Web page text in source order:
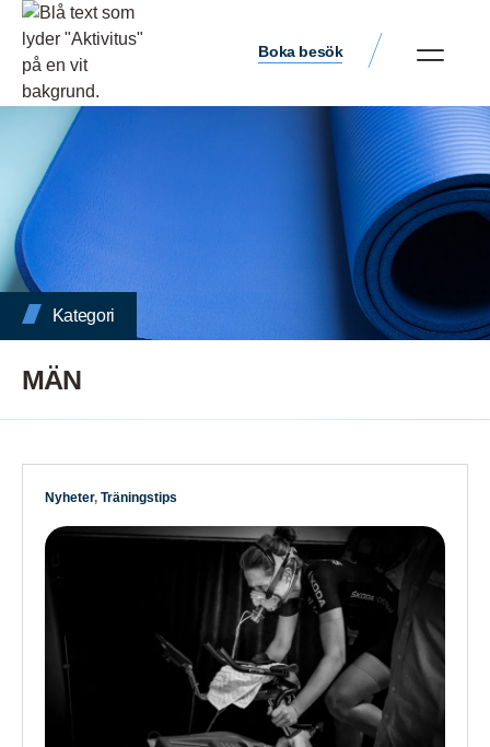
Boka besök
Kategori
MÄN
Nyheter, Träningstips